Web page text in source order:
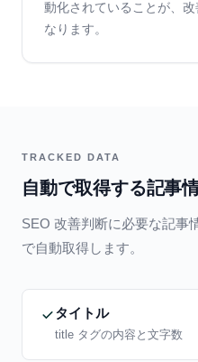
動化されていることが、
なります。
TRACKED DATA
自動で取得する記事
SEO 改善判断に必要な記事
で自動取得します。
タイトル
title タグの内容と文字数